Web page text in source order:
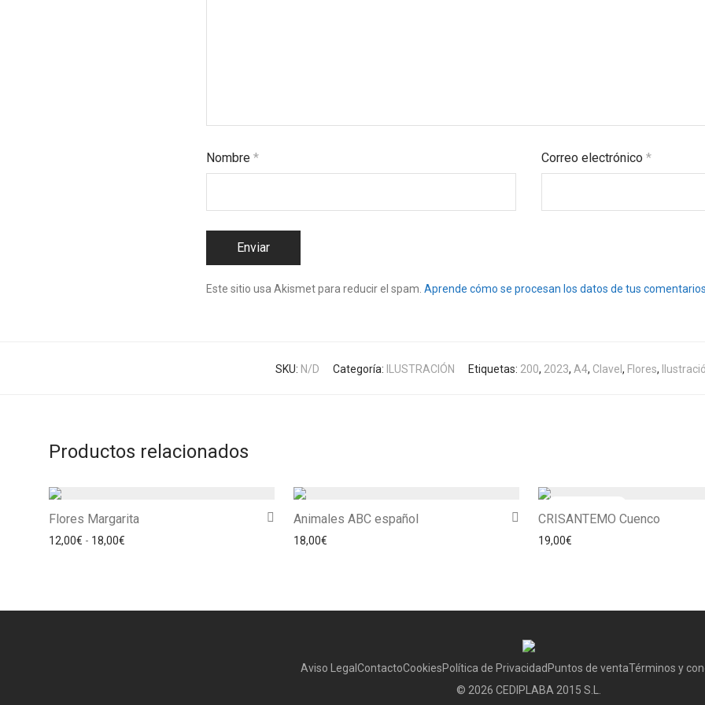
Nombre * Correo electrónico*
Este sitio usa Akismet para reducir el spam. Aprende cómo se procesan los datos de tus
SKU: N/D Categoría: ILUSTRACIÓN Etiquetas: 200, 2023, A4, Clavel , Flores,
Productos relacionados
Flores Margarita
12,00€ - 18,00€ Rango de precios: desde 12,00€ hasta 18,00€
Animales ABC español
18,00€
CRISANTEMO Cuenco
19,00€
Aviso Legal ContactoCookiesPolítica de Privacidad Puntos de ventaTérminos y
© 2026 CEDIPLABA 2015 S.L.